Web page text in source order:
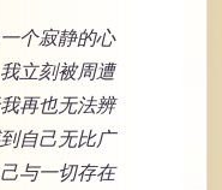
个寂静的心
立刻被周遭
再也无法辨
自己无比广
与一切存在